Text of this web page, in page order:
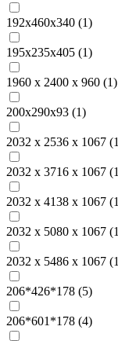
192х460х340 (1)
195х235х405 (1)
1960 х 2400 х 960 (1)
200х290х93 (1)
2032 х 2536 х 1067 (1
2032 х 3716 х 1067 (1
2032 х 4138 х 1067 (1
2032 х 5080 х 1067 (1
2032 х 5486 х 1067 (1
206*426*178 (5)
206*601*178 (4)